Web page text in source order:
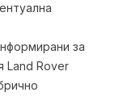
за
Land Rover